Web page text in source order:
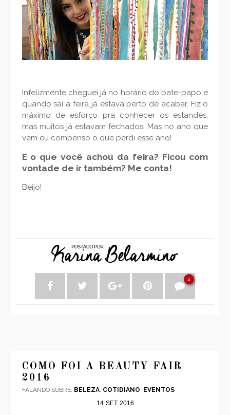
Infelizmente cheguei já no horário do bate-papo e
quando saí a feira já estava perto de acabar. Fiz o
máximo de esforço pra conhecer os estandes,
mas muitos já estavam fechados. Mas no ano que
vem eu compenso o que perdi esse ano!
E o que você achou da feira? Ficou com
vontade de ir também? Me conta!
Beijo!
2
COMO FOI A BEAUTY FAIR
2016
FALANDO SOBRE: BELEZA, COTIDIANO, EVENTOS
14 SET 2016